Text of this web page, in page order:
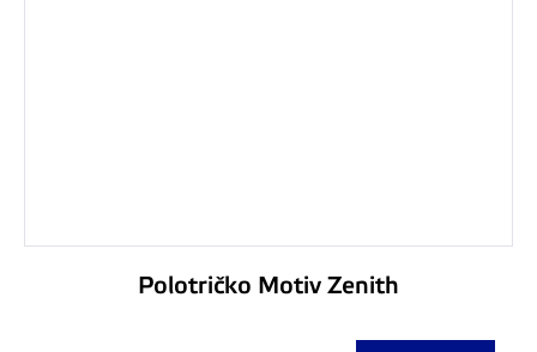
Polotričko Motiv Zenith